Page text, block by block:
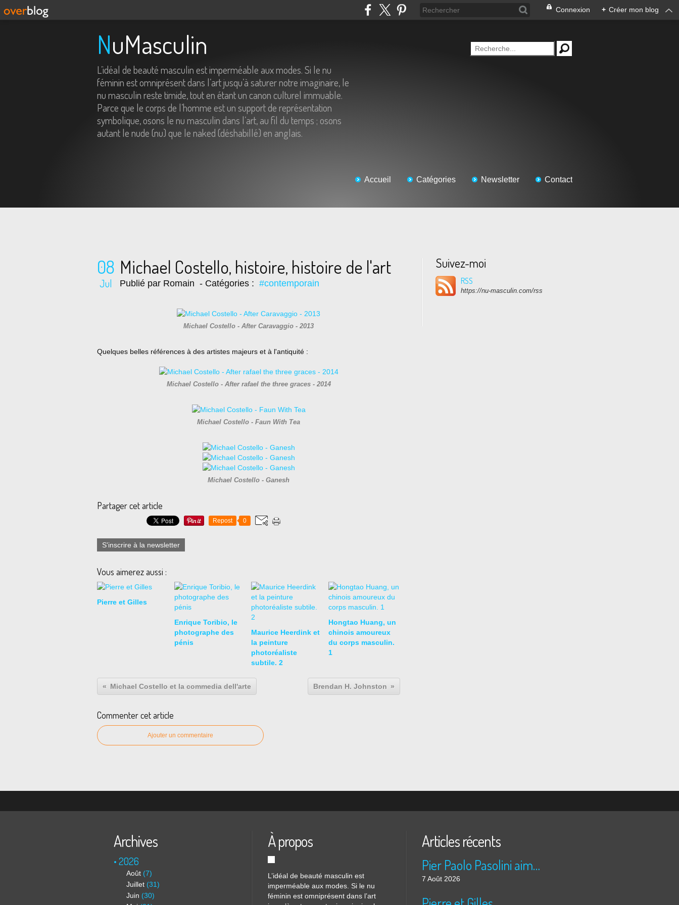
Connexion + Créer mon blog
NuMasculin
L’idéal de beauté masculin est imperméable aux modes. Si le nu
féminin est omniprésent dans l’art jusqu’à saturer notre imaginaire, le
nu masculin reste timide, tout en étant un canon culturel immuable.
Parce que le corps de l’homme est un support de représentation
symbolique, osons le nu masculin dans l’art, au fil du temps ; osons
autant le nude (nu) que le naked (déshabillé) en anglais.
Accueil Catégories Newsletter Contact
08
Jul
Michael Costello, histoire, histoire de l'art
Publié par Romain - Catégories : #contemporain
Michael Costello - After Caravaggio - 2013
Quelques belles références à des artistes majeurs et à l'antiquité :
Michael Costello - After rafael the three graces - 2014
Michael Costello - Faun With Tea
Michael Costello - Ganesh
Partager cet article
Repost 0
S'inscrire à la newsletter
Vous aimerez aussi :
Pierre et Gilles
Enrique Toribio, le
photographe des
pénis
Maurice Heerdink et
la peinture
photoréaliste
subtile. 2
Hongtao Huang, un
chinois amoureux
du corps masculin.
1
Michael Costello et la commedia dell'arte Brendan H. Johnston
Commenter cet article
Ajouter un commentaire
Suivez-moi
RSS
https://nu-masculin.com/rss
Archives
2026
Août (7)
Juillet (31)
Juin (30)
À propos
L’idéal de beauté masculin est
imperméable aux modes. Si le nu
féminin est omniprésent dans l’art
Articles récents
Pier Paolo Pasolini aime les nuits arabes
7 Août 2026